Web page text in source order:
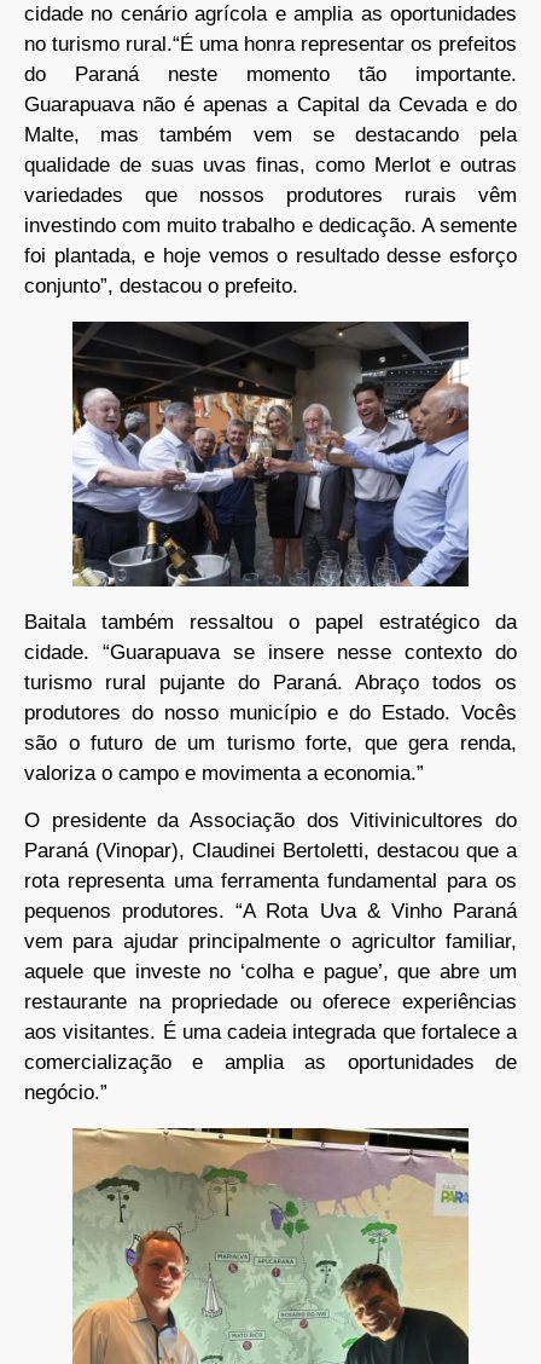
cidade no cenário agrícola e amplia as oportunidades
no turismo rural.“É uma honra representar os prefeitos
do Paraná neste momento tão importante.
Guarapuava não é apenas a Capital da Cevada e do
Malte, mas também vem se destacando pela
qualidade de suas uvas finas, como Merlot e outras
variedades que nossos produtores rurais vêm
investindo com muito trabalho e dedicação. A semente
foi plantada, e hoje vemos o resultado desse esforço
conjunto”, destacou o prefeito.
Baitala também ressaltou o papel estratégico da
cidade. “Guarapuava se insere nesse contexto do
turismo rural pujante do Paraná. Abraço todos os
produtores do nosso município e do Estado. Vocês
são o futuro de um turismo forte, que gera renda,
valoriza o campo e movimenta a economia.”
O presidente da Associação dos Vitivinicultores do
Paraná (Vinopar), Claudinei Bertoletti, destacou que a
rota representa uma ferramenta fundamental para os
pequenos produtores. “A Rota Uva & Vinho Paraná
vem para ajudar principalmente o agricultor familiar,
aquele que investe no ‘colha e pague’, que abre um
restaurante na propriedade ou oferece experiências
aos visitantes. É uma cadeia integrada que fortalece a
comercialização e amplia as oportunidades de
negócio.”